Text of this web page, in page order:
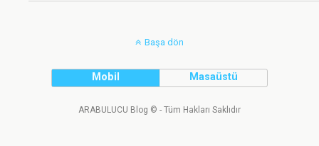
Başa dön
Mobil Masaüstü
ARABULUCU Blog © - Tüm Hakları Saklıdır